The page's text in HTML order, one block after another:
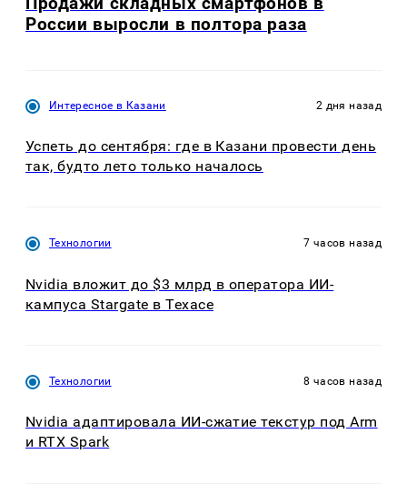
России выросли в полтора раза
Интересное в Казани 2 дня назад
Успеть до сентября: где в Казани провести день
так, будто лето только началось
Технологии 7 часов назад
Nvidia вложит до $3 млрд в оператора ИИ-
кампуса Stargate в Техасе
Технологии 8 часов назад
Nvidia адаптировала ИИ-сжатие текстур под Arm
и RTX Spark